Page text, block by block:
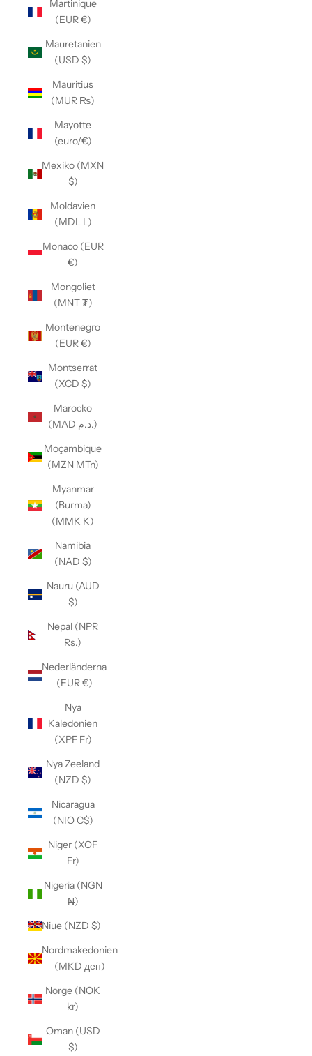
Martinique
(EUR €)
Mauretanien
(USD $)
Mauritius
(MUR ₨)
Mayotte
(euro/€)
Mexiko (MXN
$)
Moldavien
(MDL L)
Monaco (EUR
€)
Mongoliet
(MNT ₮)
Montenegro
(EUR €)
Montserrat
(XCD $)
Marocko
(MAD د.م.)
Moçambique
(MZN MTn)
Myanmar
(Burma)
(MMK K)
Namibia
(NAD $)
Nauru (AUD
$)
Nepal (NPR
Rs.)
Nederländerna
(EUR €)
Nya
Kaledonien
(XPF Fr)
Nya Zeeland
(NZD $)
Nicaragua
(NIO C$)
Niger (XOF
Fr)
Nigeria (NGN
₦)
Niue (NZD $)
Nordmakedonien
(MKD ден)
Norge (NOK
kr)
Oman (USD
$)